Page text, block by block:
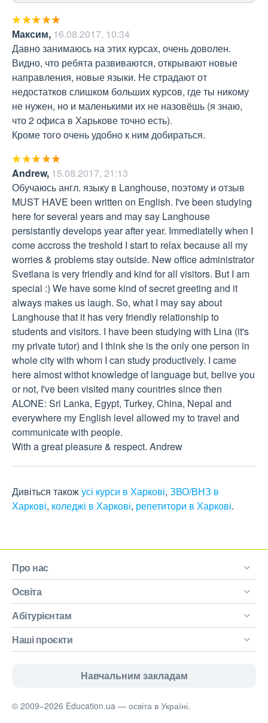
Максим, 16.08.2017, 10:34
Давно занимаюсь на этих курсах, очень доволен.
Видно, что ребята развиваются, открывают новые
направления, новые языки. Не страдают от
недостатков слишком больших курсов, где ты никому
не нужен, но и маленькими их не назовёшь (я знаю,
что 2 офиса в Харькове точно есть).
Кроме того очень удобно к ним добираться.
Andrew, 15.08.2017, 21:13
Обучаюсь англ. языку в Langhouse, поэтому и отзыв
MUST HAVE been written on English. I've been studying
here for several years and may say Langhouse
persistantly develops year after year. Immediatelly when I
come accross the treshold I start to relax because all my
worries & problems stay outside. New office administrator
Svetlana is very friendly and kind for all visitors. But I am
special :) We have some kind of secret greeting and it
always makes us laugh. So, what I may say about
Langhouse that it has very friendly relationship to
students and visitors. I have been studying with Lina (it's
my private tutor) and I think she is the only one person in
whole city with whom I can study productively. I came
here almost withot knowledge of language but, belive you
or not, I've been visited many countries since then
ALONE: Sri Lanka, Egypt, Turkey, China, Nepal and
everywhere my English level allowed my to travel and
communicate with people.
With a great pleasure & respect. Andrew
Дивіться такожусі курси в Харкові, ЗВО/ВНЗ в
Харкові, коледжі в Харкові, репетитори в Харкові.
Про нас
Освіта
Абітурієнтам
Наші проєкти
Навчальним закладам
© 2009–2026 Education.ua — освіта в Україні.